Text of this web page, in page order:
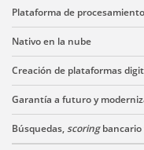
Plataforma de
Nativo en la nube
Creación de plataformas
Garantía a futuro y
Búsquedas,scoringbancario